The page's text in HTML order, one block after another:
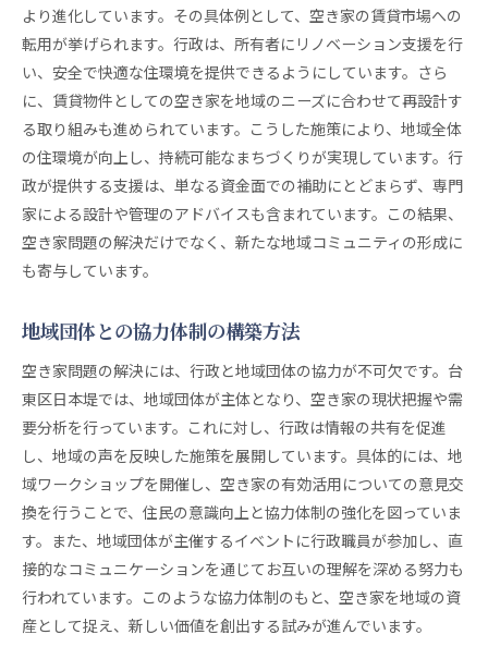
より進化しています。その具体例として、空き家の賃貸市場への
転用が挙げられます。行政は、所有者にリノベーション支援を行
い、安全で快適な住環境を提供できるようにしています。さら
に、賃貸物件としての空き家を地域のニーズに合わせて再設計す
る取り組みも進められています。こうした施策により、地域全体
の住環境が向上し、持続可能なまちづくりが実現しています。行
政が提供する支援は、単なる資金面での補助にとどまらず、専門
家による設計や管理のアドバイスも含まれています。この結果、
空き家問題の解決だけでなく、新たな地域コミュニティの形成に
も寄与しています。
地域団体との協力体制の構築方法
空き家問題の解決には、行政と地域団体の協力が不可欠です。台
東区日本堤では、地域団体が主体となり、空き家の現状把握や需
要分析を行っています。これに対し、行政は情報の共有を促進
し、地域の声を反映した施策を展開しています。具体的には、地
域ワークショップを開催し、空き家の有効活用についての意見交
換を行うことで、住民の意識向上と協力体制の強化を図っていま
す。また、地域団体が主催するイベントに行政職員が参加し、直
接的なコミュニケーションを通じてお互いの理解を深める努力も
行われています。このような協力体制のもと、空き家を地域の資
産として捉え、新しい価値を創出する試みが進んでいます。